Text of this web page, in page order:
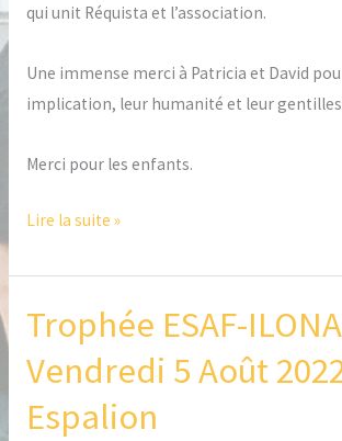
qui unit Réquista et l’association.
Une immense merci à Patricia et David
implication, leur humanité et leur
Merci pour les enfants.
Lire la suite »
Trophée ESAF-ILONA
Vendredi 5 Août
Espalion
Trophée
ILONA
Vendredi